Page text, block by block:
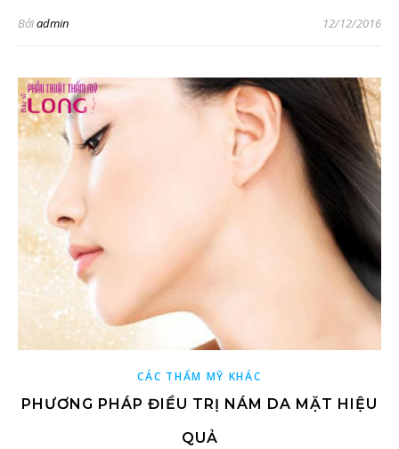
Bởiadmin 12/12/2016
CÁC THẨM MỸ KHÁC
PHƯƠNG PHÁP ĐIỀU TRỊ NÁM DA MẶT HIỆU
QUẢ